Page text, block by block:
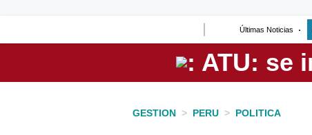
Últimas Noticias
Perú
GESTION > PERU > POLITICA